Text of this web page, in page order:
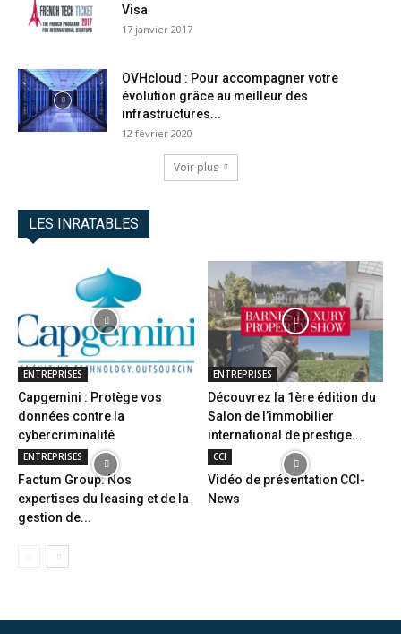
Visa
17 janvier 2017
OVHcloud : Pour accompagner votre
évolution grâce au meilleur des
infrastructures...
12 février 2020
Voir plus
LES INRATABLES
ENTREPRISES
Capgemini : Protège vos
données contre la
cybercriminalité
ENTREPRISES
Découvrez la 1ère édition du
Salon de l’immobilier
international de prestige...
ENTREPRISES
Factum Group: Nos
expertises du leasing et de la
gestion de...
CCI
Vidéo de présentation CCI-
News